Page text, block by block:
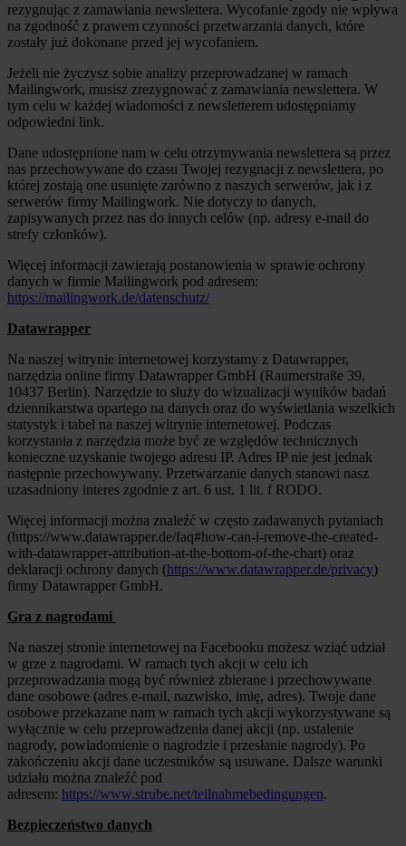
rezygnując z zamawiania newslettera. Wycofanie zgody nie wpływa
na zgodność z prawem czynności przetwarzania danych, które
zostały już dokonane przed jej wycofaniem.
Jeżeli nie życzysz sobie analizy przeprowadzanej w ramach
Mailingwork, musisz zrezygnować z zamawiania newslettera. W
tym celu w każdej wiadomości z newsletterem udostępniamy
odpowiedni link.
Dane udostępnione nam w celu otrzymywania newslettera są przez
nas przechowywane do czasu Twojej rezygnacji z newslettera, po
której zostają one usunięte zarówno z naszych serwerów, jak i z
serwerów firmy Mailingwork. Nie dotyczy to danych,
zapisywanych przez nas do innych celów (np. adresy e-mail do
strefy członków).
Więcej informacji zawierają postanowienia w sprawie ochrony
danych w firmie Mailingwork pod adresem:
https://mailingwork.de/datenschutz/
Datawrapper
Na naszej witrynie internetowej korzystamy z Datawrapper,
narzędzia online firmy Datawrapper GmbH (Raumerstraße 39,
10437 Berlin). Narzędzie to służy do wizualizacji wyników badań
dziennikarstwa opartego na danych oraz do wyświetlania wszelkich
statystyk i tabel na naszej witrynie internetowej. Podczas
korzystania z narzędzia może być ze względów technicznych
konieczne uzyskanie twojego adresu IP. Adres IP nie jest jednak
następnie przechowywany. Przetwarzanie danych stanowi nasz
uzasadniony interes zgodnie z art. 6 ust. 1 lit. f RODO.
Więcej informacji można znaleźć w często zadawanych pytaniach
(https://www.datawrapper.de/faq#how-can-i-remove-the-created-
with-datawrapper-attribution-at-the-bottom-of-the-chart) oraz
deklaracji ochrony danych (https://www.datawrapper.de/privacy)
firmy Datawrapper GmbH.
Gra z nagrodami
Na naszej stronie internetowej na Facebooku możesz wziąć udział
w grze z nagrodami. W ramach tych akcji w celu ich
przeprowadzania mogą być również zbierane i przechowywane
dane osobowe (adres e-mail, nazwisko, imię, adres). Twoje dane
osobowe przekazane nam w ramach tych akcji wykorzystywane są
wyłącznie w celu przeprowadzenia danej akcji (np. ustalenie
nagrody, powiadomienie o nagrodzie i przesłanie nagrody). Po
zakończeniu akcji dane uczestników są usuwane. Dalsze warunki
udziału można znaleźć pod
adresem: https://www.strube.net/teilnahmebedingungen.
Bezpieczeństwo danych